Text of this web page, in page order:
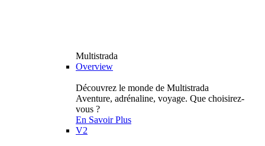
Multistrada
Overview
Découvrez le monde de Multistrada
Aventure, adrénaline, voyage. Que choisirez-
vous ?
En Savoir Plus
V2